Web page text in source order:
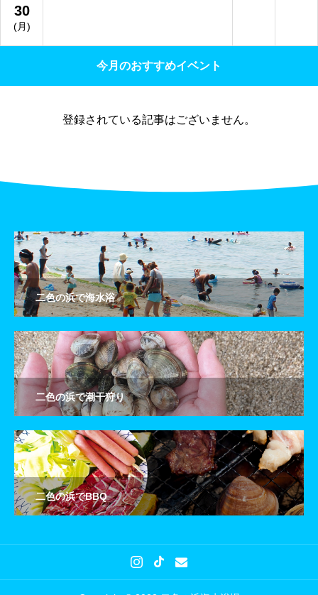
30
(月)
今月のおすすめイベント
登録されている記事はございません。
二色の浜で海水浴
二色の浜で潮干狩り
二色の浜でBBQ